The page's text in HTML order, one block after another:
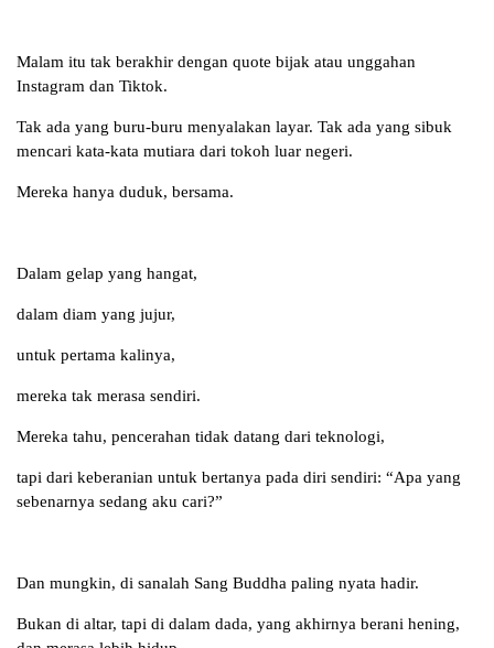
Malam itu tak berakhir dengan quote bijak atau unggahan
Instagram dan Tiktok.
Tak ada yang buru-buru menyalakan layar. Tak ada yang sibuk
mencari kata-kata mutiara dari tokoh luar negeri.
Mereka hanya duduk, bersama.
Dalam gelap yang hangat,
dalam diam yang jujur,
untuk pertama kalinya,
mereka tak merasa sendiri.
Mereka tahu, pencerahan tidak datang dari teknologi,
tapi dari keberanian untuk bertanya pada diri sendiri: “Apa yang
sebenarnya sedang aku cari?”
Dan mungkin, di sanalah Sang Buddha paling nyata hadir.
Bukan di altar, tapi di dalam dada, yang akhirnya berani hening,